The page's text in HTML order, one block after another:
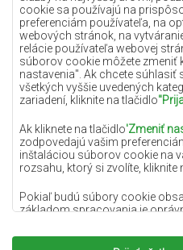
cookie sa používajú na
preferenciám používateľa, na
webových stránok, na
relácie používateľa webovej
súborov cookie môžete zmeniť
nastavenia". Ak chcete
všetkých vyššie uvedených
zariadení, kliknite na tlačidlo
Ak kliknete na tlačidlo'Zmeniť
zodpovedajú vašim
inštaláciou súborov cookie na
rozsahu, ktorý si zvolíte, kliknite
Pokiaľ budú súbory cookie
základom spracovania je
podobe poskytovania
Žlté
Modré
Ružové
Šedé
Zelené
Zlaté